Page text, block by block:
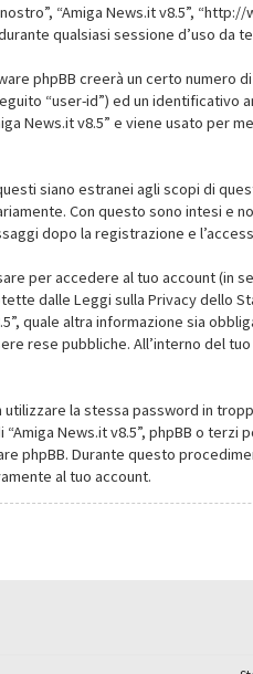
“Amiga News.it v8.5”,
qualsiasi sessione d’uso
phpBB creerà un certo
“user-id”) ed un identificativo
News.it v8.5” e viene usato per
siano estranei agli scopi di
Con questo sono intesi e
dopo la registrazione e
per accedere al tuo account (in
dalle Leggi sulla Privacy dello
quale altra informazione sia
rese pubbliche. All’interno del
la stessa password in
News.it v8.5”, phpBB o
phpBB. Durante questo
al tuo account.